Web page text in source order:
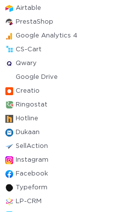
Airtable
PrestaShop
Google Analytics 4
CS-Cart
Qwary
Google Drive
Creatio
Ringostat
Hotline
Dukaan
SellAction
Instagram
Facebook
Typeform
LP-CRM